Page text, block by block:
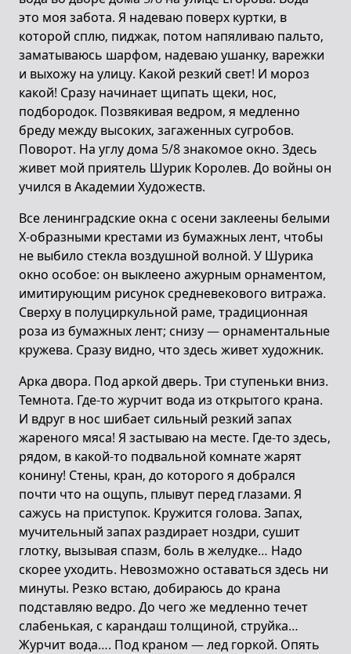
это моя забота. Я надеваю поверх куртки, в
которой сплю, пиджак, потом напяливаю пальто,
заматываюсь шарфом, надеваю ушанку, варежки
и выхожу на улицу. Какой резкий свет! И мороз
какой! Сразу начинает щипать щеки, нос,
подбородок. Позвякивая ведром, я медленно
бреду между высоких, загаженных сугробов.
Поворот. На углу дома 5/8 знакомое окно. Здесь
живет мой приятель Шурик Королев. До войны он
учился в Академии Художеств.
Все ленинградские окна с осени заклеены белыми
Х-образными крестами из бумажных лент, чтобы
не выбило стекла воздушной волной. У Шурика
окно особое: он выклеено ажурным орнаментом,
имитирующим рисунок средневекового витража.
Сверху в полуциркульной раме, традиционная
роза из бумажных лент; снизу — орнаментальные
кружева. Сразу видно, что здесь живет художник.
Арка двора. Под аркой дверь. Три ступеньки вниз.
Темнота. Где-то журчит вода из открытого крана.
И вдруг в нос шибает сильный резкий запах
жареного мяса! Я застываю на месте. Где-то здесь,
рядом, в какой-то подвальной комнате жарят
конину! Стены, кран, до которого я добрался
почти что на ощупь, плывут перед глазами. Я
сажусь на приступок. Кружится голова. Запах,
мучительный запах раздирает ноздри, сушит
глотку, вызывая спазм, боль в желудке… Надо
скорее уходить. Невозможно оставаться здесь ни
минуты. Резко встаю, добираюсь до крана
подставляю ведро. До чего же медленно течет
слабенькая, с карандаш толщиной, струйка…
Журчит вода…. Под краном — лед горкой. Опять